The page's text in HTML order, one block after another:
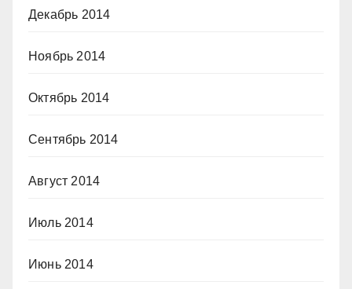
Декабрь 2014
Ноябрь 2014
Октябрь 2014
Сентябрь 2014
Август 2014
Июль 2014
Июнь 2014